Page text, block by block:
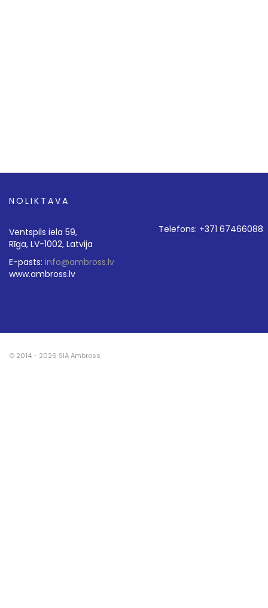
NOLIKTAVA
Ventspils iela 59,
Rīga, LV-1002, Latvija
E-pasts: info@ambross.lv
www.ambross.lv
Telefons: +371 67466088
© 2014 - 2026 SIA Ambross